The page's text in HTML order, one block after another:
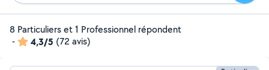
8 Particuliers et 1 Professionnel répondent
-
4,3/5 (72 avis)